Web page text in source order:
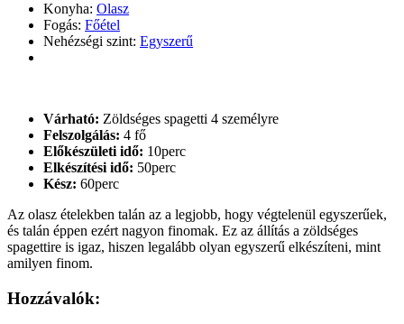
Konyha: Olasz
Fogás: Főétel
Nehézségi szint: Egyszerű
Várható: Zöldséges spagetti 4 személyre
Felszolgálás: 4 fő
Előkészületi idő: 10perc
Elkészítési idő: 50perc
Kész: 60perc
Az olasz ételekben talán az a legjobb, hogy végtelenül egyszerűek,
és talán éppen ezért nagyon finomak. Ez az állítás a zöldséges
spagettire is igaz, hiszen legalább olyan egyszerű elkészíteni, mint
amilyen finom.
Hozzávalók: